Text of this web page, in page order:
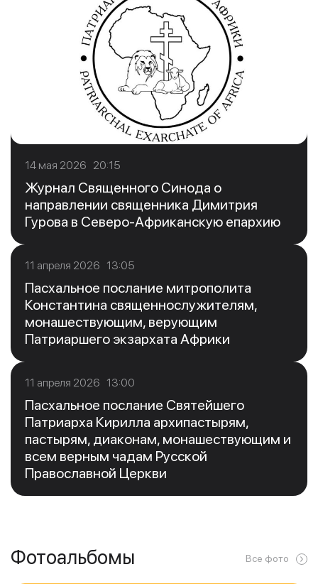
14 мая 2026 20:15
Журнал Священного Синода о
направлении священника Димитрия
Гурова в Северо-Африканскую епархию
11 апреля 2026 13:05
Пасхальное послание митрополита
Константина священнослужителям,
монашествующим, верующим
Патриаршего экзархата Африки
11 апреля 2026 13:00
Пасхальное послание Святейшего
Патриарха Кирилла архипастырям,
пастырям, диаконам, монашествующим и
всем верным чадам Русской
Православной Церкви
Фотоальбомы Все фото